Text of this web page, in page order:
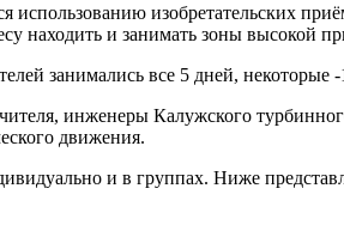
использованию изобретательских
находить и занимать зоны высокой
занимались все 5 дней, некоторые
инженеры Калужского
движения.
и в группах. Ниже